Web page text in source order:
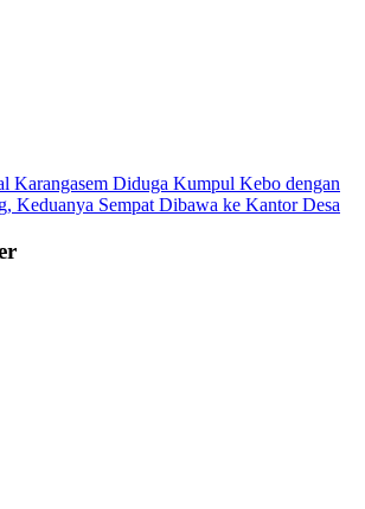
Karangasem Diduga Kumpul Kebo dengan
Keduanya Sempat Dibawa ke Kantor Desa